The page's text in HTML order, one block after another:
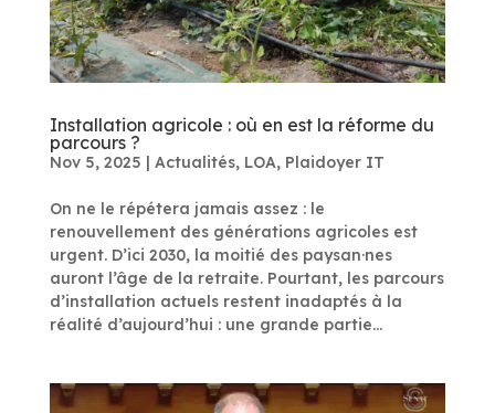
Installation agricole : où en est la réforme du
parcours ?
Nov 5, 2025 | Actualités, LOA, Plaidoyer IT
On ne le répétera jamais assez : le
renouvellement des générations agricoles est
urgent. D’ici 2030, la moitié des paysan·nes
auront l’âge de la retraite. Pourtant, les parcours
d’installation actuels restent inadaptés à la
réalité d’aujourd’hui : une grande partie...